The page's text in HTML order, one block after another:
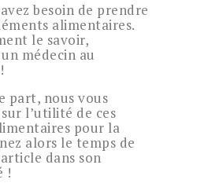
besoin de prendre
alimentaires.
le savoir,
médecin au
part, nous vous
l’utilité de ces
pour la
alors le temps de
dans son
!